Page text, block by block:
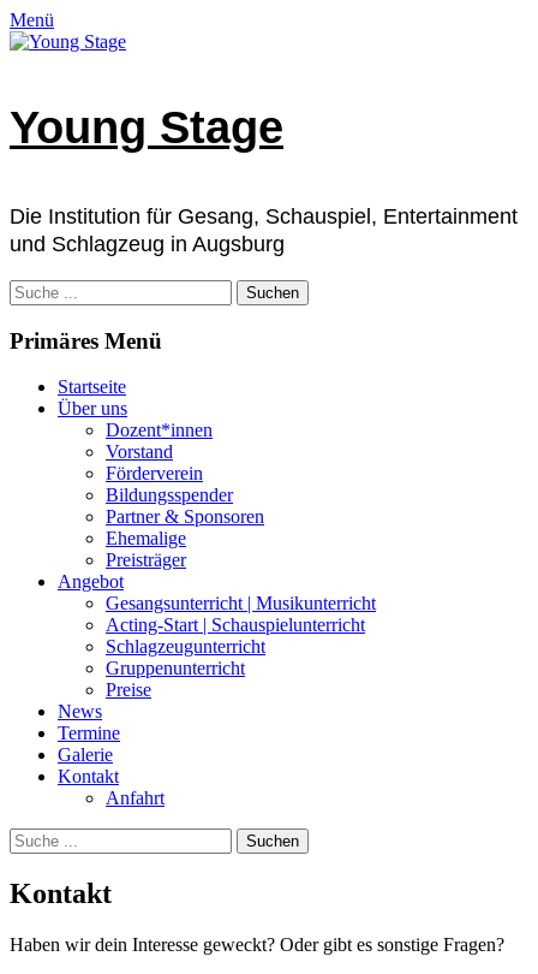
Zum
Inhalt
Facebook
E-
Mail
Instagram
Telefon
Verknüpfung
Menü
Young Stage
Die Institution für Gesang, Schauspiel, Entertainment
und Schlagzeug in Augsburg
Suchen
nach:
Primäres Menü
Startseite
Über uns
Dozent*innen
Vorstand
Förderverein
Bildungsspender
Partner & Sponsoren
Ehemalige
Preisträger
Angebot
Gesangsunterricht | Musikunterricht
Acting-Start | Schauspielunterricht
Schlagzeugunterricht
Gruppenunterricht
Preise
News
Termine
Galerie
Kontakt
Anfahrt
Suchen
Suchen
nach:
Kontakt
Haben wir dein Interesse geweckt? Oder gibt es sonstige Fragen?